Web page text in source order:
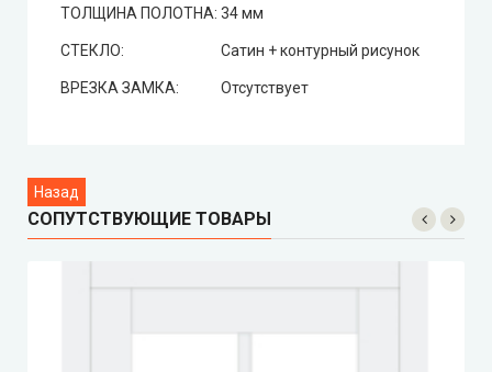
ТОЛЩИНА ПОЛОТНА: 34 мм
СТЕКЛО: Сатин + контурный рисунок
ВРЕЗКА ЗАМКА: Отсутствует
СОПУТСТВУЮЩИЕ ТОВАРЫ